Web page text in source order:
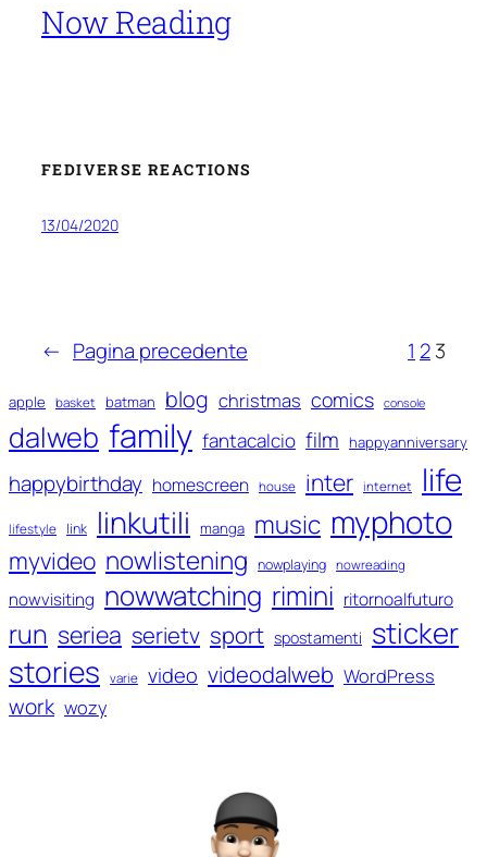
Now Reading
FEDIVERSE REACTIONS
13/04/2020
← Pagina precedente 1 23
apple basket batman blog christmas comics console
dalweb family fantacalcio film happyanniversary
happybirthday homescreen house inter internet life
lifestyle link linkutili manga music myphoto
myvideo nowlistening nowplaying nowreading
nowvisiting nowwatching rimini ritornoalfuturo
run seriea serietv sport spostamenti sticker
stories
varie video videodalweb WordPress
work wozy